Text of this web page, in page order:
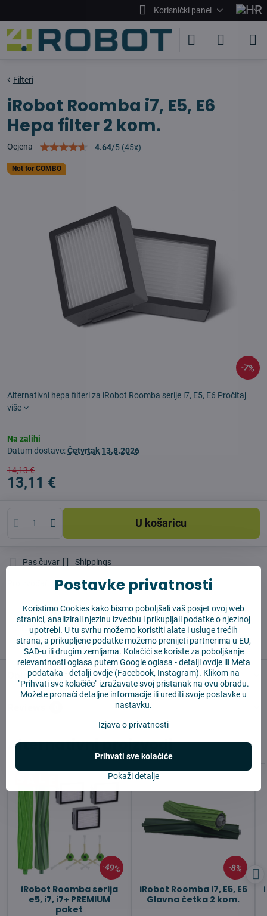
Korisnički panel
Not for COMBO
7%
Filteri
iRobot Roomba i7, E5, E6
Hepa filter 2 kom.
Ocjena 4.64/5 (45x)
Alternativni hepa filteri za iRobot Roomba serije i7, E5, E6 Pročitaj
više
Na zalihi
Datum dostave:Četvrtak 13.8.2026
14,13 €
13,11 €
U košaricu
Pas čuvar Shippings
Vysajto.sk
✅ Spremno za slanje odmah
✅ BESPLATNA dostava iznad 55 EUR
✅ 14 dana za povrat robe
Opis
Alternativni proizvodi
49%
iRobot Roomba serija
e5, i7, i7+ PREMIUM
paket
8%
iRobot Roomba i7, E5, E6
Glavna četka 2 kom.
Postavke privatnosti
Koristimo Cookies kako bismo poboljšali vaš posjet ovoj web
stranici, analizirali njezinu izvedbu i prikupljali podatke o njezinoj
upotrebi. U tu svrhu možemo koristiti alate i usluge trećih
strana, a prikupljene podatke možemo prenijeti partnerima u EU,
SAD-u ili drugim zemljama. Kolačići se koriste za poboljšanje
relevantnosti oglasa putem Google oglasa -detalji ovdjeili Meta
podataka -detalji ovdje (Facebook, Instagram). Klikom na
"Prihvati sve kolačiće" izražavate svoj pristanak na ovu obradu.
Možete pronaći detaljne informacije ili urediti svoje postavke u
nastavku.
Izjava o privatnosti
Pokaži detalje
Prihvati sve kolačiće